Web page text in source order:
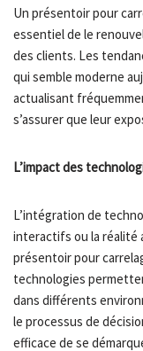
Un présentoir pour
essentiel de le
des clients. Les
qui semble moderne
actualisant
s’assurer que leur
L’impact des
L’intégration de
interactifs ou la réalité
présentoir pour
technologies
dans différents
le processus de
efficace de se